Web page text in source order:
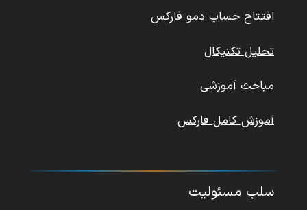
افتتاح حساب دمو فارکس
تحلیل تکنیکال
مباحث آموزشی
آموزش کامل فارکس
سلب مسئولیت